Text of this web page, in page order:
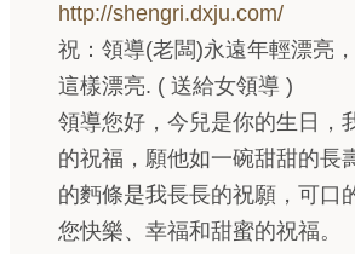
http://shengri.dxju.com/
祝：領導(老闆)永遠年輕漂亮
這樣漂亮. ( 送給女領導 )
領導您好，今兒是你的生日，
的祝福，願他如一碗甜甜的長
的麪條是我長長的祝願，可口
您快樂、幸福和甜蜜的祝福。